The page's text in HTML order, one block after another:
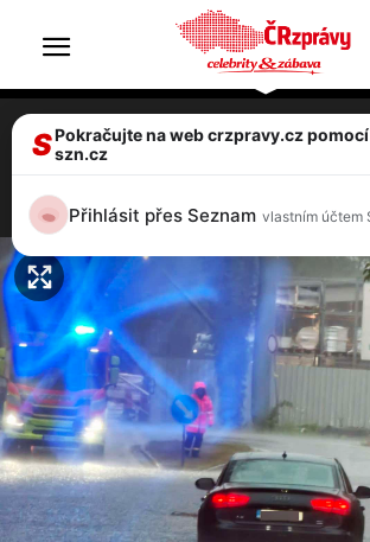
VIDEO: Potoky bahna na
SPokračujte na web crzpravy.cz
szn.cz
Přihlásit přes Seznam vlastním účtem